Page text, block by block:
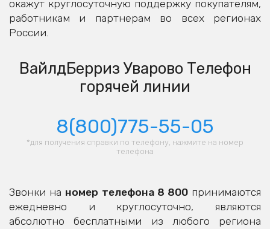
окажут круглосуточную поддержку покупателям,
работникам и партнерам во всех регионах
России.
ВайлдБерриз Уварово Телефон
горячей линии
8(800)775-55-05
*для получения справки по телефону, нажмите на номер
телефона
Звонки на номер телефона 8 800принимаются
ежедневно и круглосуточно, являются
абсолютно бесплатными из любого региона